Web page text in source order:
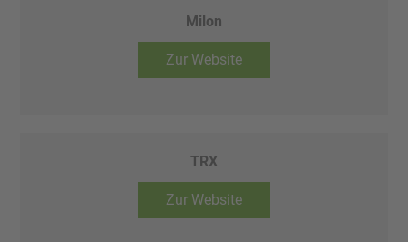
Milon
Zur Website
TRX
Zur Website